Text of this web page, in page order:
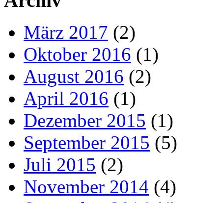
März 2017 (2)
Oktober 2016 (1)
August 2016 (2)
April 2016 (1)
Dezember 2015 (1)
September 2015 (5)
Juli 2015 (2)
November 2014 (4)